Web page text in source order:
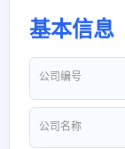
基本信息
公司编号
公司名称